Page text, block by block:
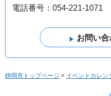
電話番号：054-221-1071
静岡市トップページ > イベントカレン